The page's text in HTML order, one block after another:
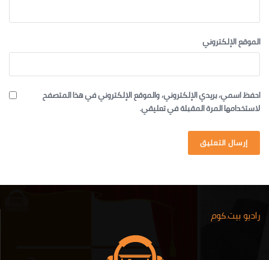
الموقع الإلكتروني
احفظ اسمي، بريدي الإلكتروني، والموقع الإلكتروني في هذا المتصفح
لاستخدامها المرة المقبلة في تعليقي.
راديو بيت.كوم